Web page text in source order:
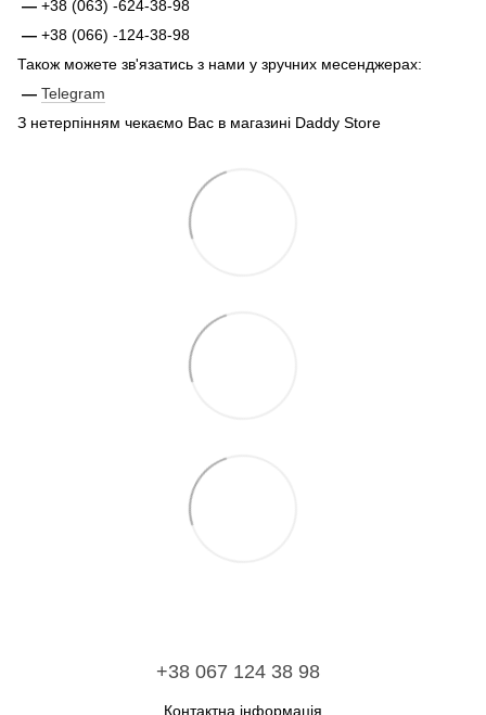
— +38 (063) -624-38-98
— +38 (066) -124-38-98
Також можете зв'язатись з нами у зручних месенджерах:
— Telegram
З нетерпінням чекаємо Вас в магазині Daddy Store
+38 067 124 38 98
Контактна інформація